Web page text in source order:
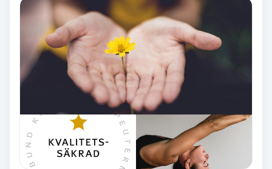
Keratinbehandling
Kinesiologi
Kinesisk medicin
Klangmassage